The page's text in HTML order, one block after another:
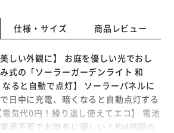
仕様・サイズ 商品レビュー
しい外観に】 お庭を優しい光でおし
式の「ソーラーガーデンライト 和
ると自動で点灯】 ソーラーパネルに
日中に充電、暗くなると自動点灯する
気代0円！繰り返し使えてエコ】 電池
源不要でお財布に優しい！約4時間の